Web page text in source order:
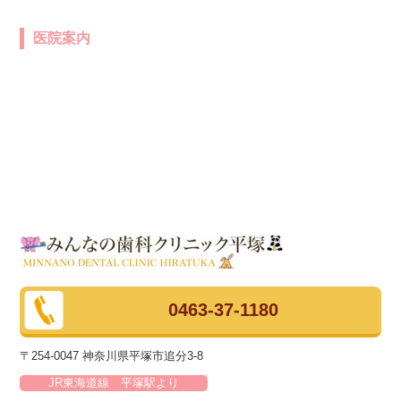
医院案内
0463-37-1180
〒254-0047 神奈川県平塚市追分3-8
JR東海道線 平塚駅より